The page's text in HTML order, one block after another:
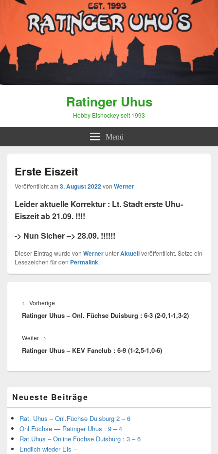
Ratinger Uhus
Hobby Eishockey seit 1993
Menü
Erste Eiszeit
Veröffentlicht am 3. August 2022von Werner
Leider aktuelle Korrektur : Lt. Stadt erste Uhu-
Eiszeit ab 21.09. !!!!
-> Nun Sicher –> 28.09. !!!!!!
Dieser Eintrag wurde von WernerunterAktuellveröffentlicht. Setze ein
Lesezeichen für den Permalink.
← Vorherige
Beitrag:
Ratinger Uhus – Onl. Füchse Duisburg : 6-3 (2-0,1-1,3-2)
Weiter →
Beitrag:
Ratinger Uhus – KEV Fanclub : 6-9 (1-2,5-1,0-6)
Seitenleisten-
Widgetbereich
Neueste Beiträge
Rat. Uhus – Onl.Füchse Duisburg 2 – 6
Onl.Füchse — Ratinger Uhus : 9 – 4
Rat.Uhus – Online Füchse Duisburg : 3 – 6
Endlich wieder Eis –